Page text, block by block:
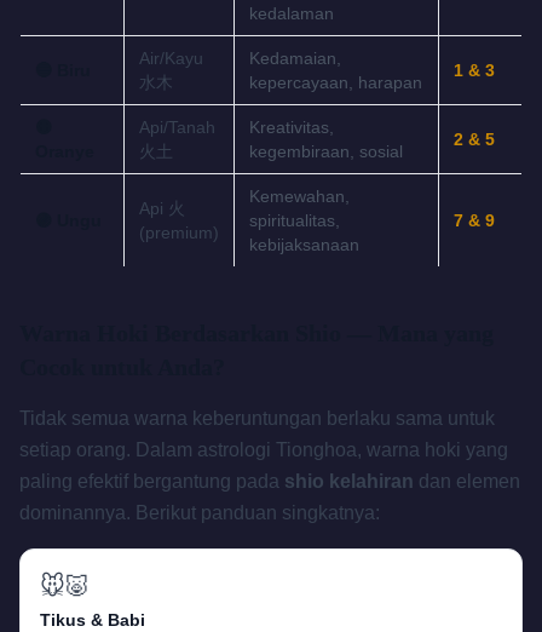
kedalaman
Air/Kayu
水木
Kedamaian,
kepercayaan, harapan
1 & 3
Api/Tanah
火土
Kreativitas,
kegembiraan, sosial
2 & 5
Api 火
(premium)
Kemewahan,
spiritualitas,
kebijaksanaan
7 & 9
Tidak semua warna keberuntungan berlaku sama untuk
setiap orang. Dalam astrologi Tionghoa, warna hoki yang
paling efektif bergantung pada shio kelahiran dan elemen
dominannya. Berikut panduan singkatnya:
🐭🐷
Tikus & Babi